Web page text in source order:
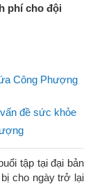
phí cho đội
Công Phượng
đề sức khỏe
tập tại đại bản
cho ngày trở lại